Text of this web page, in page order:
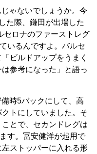
ゃないでしょうか。今
た際、鎌田が出場した
セロナのファーストレグ
いるんですよ。バルセ
ビルドアップをうまく
参考になった」と語っ
時5バックにして、高
トにしていました。そ
とで、セカンドレグは
す。冨安健洋が起用で
ストッパーに入れる形